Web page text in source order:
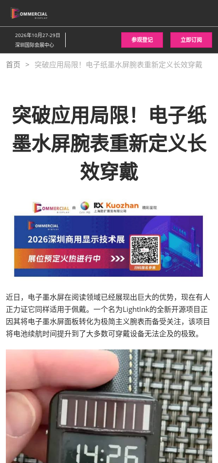
直
接
跳
至
内
2026年10月27-29日
深圳国际会展中心
参观登记 立即订阅
首页 突破应用局限！电子纸墨水屏腕表重新定义长效穿戴
突破应用局限！电子纸
墨水屏腕表重新定义长
效穿戴
近日，电子墨水屏在阅读领域已经展现出巨大的优势，现在有人
正力证它同样适用于佩戴。一个名为LightInk的全新开源项目正
因其将电子墨水屏面板转化为极简主义腕表而备受关注，该项目
将电池续航时间提升到了大多数可穿戴设备无法企及的极致。